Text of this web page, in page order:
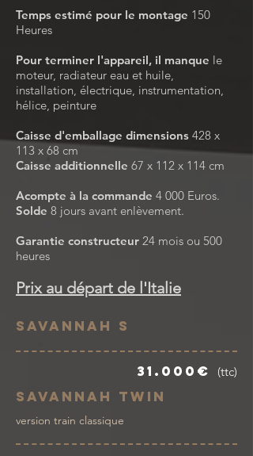
Temps estimé pour le montage 150
Heures
Pour terminer l'appareil, il manque le
moteur, radiateur eau et huile,
installation, électrique, instrumentation,
hélice, peinture
Caisse d'emballage dimensions 428 x
113 x 68 cm
Caisse additionnelle 67 x 112 x 114 cm
Acompte à la commande 4 000 Euros.
Solde 8 jours avant enlèvement.
Garantie constructeur 24 mois ou 500
heures
Prix au départ de l'Italie
Savannah S
31.000€ (ttc)
Savannah Twin
version train classique